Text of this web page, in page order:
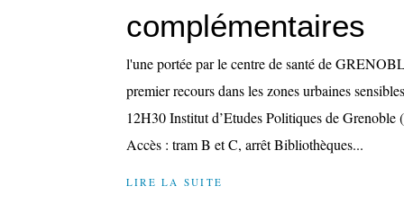
complémentaires
l'une portée par le centre de santé de
premier recours dans les zones urbaines
12H30 Institut d’Etudes Politiques de
Accès : tram B et C, arrêt Bibliothèques...
LIRE LA SUITE